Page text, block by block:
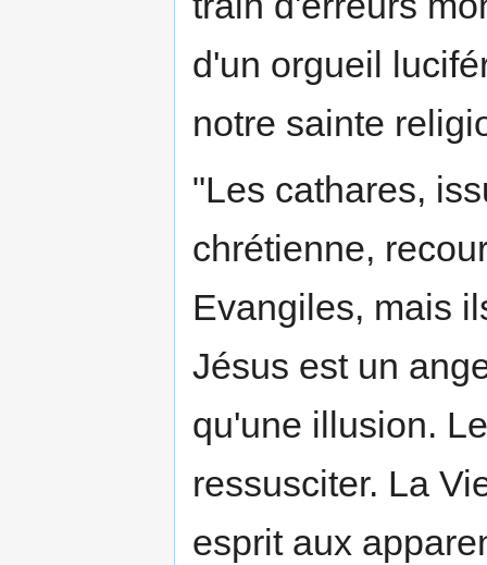
d'un orgueil
notre sainte
"Les cathares,
chrétienne,
Evangiles, mais
Jésus est un
qu'une illusion.
ressusciter. La
esprit aux